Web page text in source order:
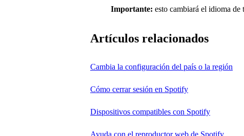
Importante: esto cambiará el idioma de
Artículos relacionados
Cambia la configuración del país o la región
Cómo cerrar sesión en Spotify
Dispositivos compatibles con Spotify